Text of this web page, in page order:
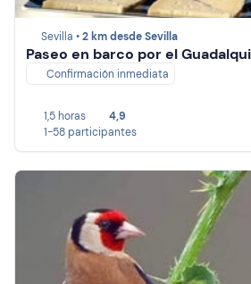
Sevilla •2 km desde Sevilla
Paseo en barco por el
Confirmación inmediata
1,5 horas
4,9
1-58 participantes